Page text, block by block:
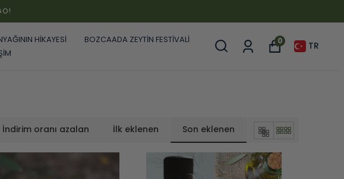
HİKAYESİ
BOZCAADA ZEYTİN FESTİVALİ
0 TR
İndirim oranı azalan İlk eklenen Son eklenen